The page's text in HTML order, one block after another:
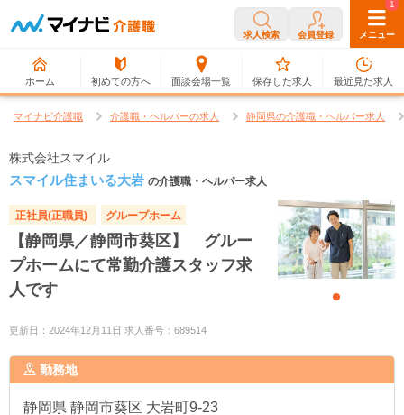
求人検索 会員登録 メニュー
ホーム 初めての方へ 面談会場一覧
0
保存した求人
1
最近見た求人
マイナビ介護職 介護職・ヘルパーの求人 静岡県の介護職・ヘルパー求人
株式会社スマイル
スマイル住まいる大岩 の介護職・ヘルパー求人
正社員(正職員) グループホーム
【静岡県／静岡市葵区】 グルー
プホームにて常勤介護スタッフ求
人です
更新日：2024年12月11日 求人番号：689514
勤務地
静岡県 静岡市葵区 大岩町9-23